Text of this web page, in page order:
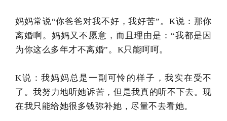
妈妈常说“你爸爸对我不好，我好苦”。K说：那你
离婚啊。妈妈又不愿意，而且理由是：“我都是因
为你这么多年才不离婚”。K只能呵呵。
K说：我妈妈总是一副可怜的样子，我实在受不
了。我努力地听她诉苦，但是我真的听不下去。现
在我只能给她很多钱弥补她，尽量不去看她。